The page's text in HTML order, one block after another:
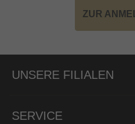
ZUR
UNSERE FILIALEN
SERVICE